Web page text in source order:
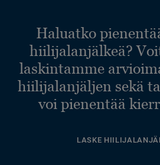
Haluatko
hiilijalanjälkeä?
laskintamme
hiilijalanjäljen sekä
voi pienentää
LASKE